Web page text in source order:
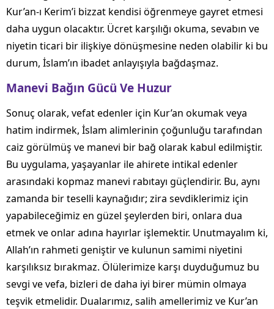
Kur’an-ı Kerim’i bizzat kendisi öğrenmeye gayret etmesi
daha uygun olacaktır. Ücret karşılığı okuma, sevabın ve
niyetin ticari bir ilişkiye dönüşmesine neden olabilir ki bu
durum, İslam’ın ibadet anlayışıyla bağdaşmaz.
Manevi Bağın Gücü Ve Huzur
Sonuç olarak, vefat edenler için Kur’an okumak veya
hatim indirmek, İslam alimlerinin çoğunluğu tarafından
caiz görülmüş ve manevi bir bağ olarak kabul edilmiştir.
Bu uygulama, yaşayanlar ile ahirete intikal edenler
arasındaki kopmaz manevi rabıtayı güçlendirir. Bu, aynı
zamanda bir teselli kaynağıdır; zira sevdiklerimiz için
yapabileceğimiz en güzel şeylerden biri, onlara dua
etmek ve onlar adına hayırlar işlemektir. Unutmayalım ki,
Allah’ın rahmeti geniştir ve kulunun samimi niyetini
karşılıksız bırakmaz. Ölülerimize karşı duyduğumuz bu
sevgi ve vefa, bizleri de daha iyi birer mümin olmaya
teşvik etmelidir. Dualarımız, salih amellerimiz ve Kur’an